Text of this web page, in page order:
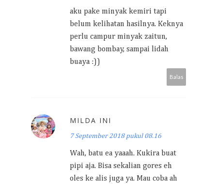
aku pake minyak kemiri tapi
belum kelihatan hasilnya. Keknya
perlu campur minyak zaitun,
bawang bombay, sampai lidah
buaya :))
Balas
MILDA INI
7 September 2018 pukul 08.16
Wah, batu ea yaaah. Kukira buat
pipi aja. Bisa sekalian gores eh
oles ke alis juga ya. Mau coba ah